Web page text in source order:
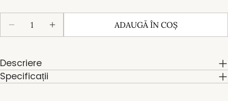
REDUCEȚI CANTITATEA PENTRU PAT
CREȘTEȚI CANTITATEA PENTRU PAT
ADAUGĂ ÎN COŞ
Descriere
Specificații